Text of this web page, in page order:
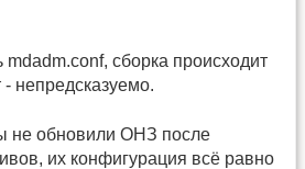
mdadm.conf, сборка происходит
непредсказуемо.
не обновили ОНЗ после
их конфигурация всё равно